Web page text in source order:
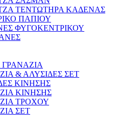
ΤΕΝΤΩΤΗΡΑ ΚΑΔΕΝΑΣ
ΠΑΠΙΟΥ
ΦΥΓΟΚΕΝΤΡΙΚΟΥ
ΓΡΑΝΑZΙΑ
& ΑΛΥΣΙΔΕΣ ΣΕΤ
ΚΙΝΗΣΗΣ
ΚΙΝΗΣΗΣ
ΤΡΟΧΟΥ
ΣΕΤ